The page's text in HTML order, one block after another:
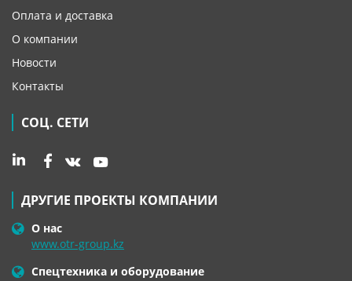
Оплата и доставка
О компании
Новости
Контакты
СОЦ. СЕТИ
ДРУГИЕ ПРОЕКТЫ КОМПАНИИ
О нас
www.otr-group.kz
Спецтехника и оборудование